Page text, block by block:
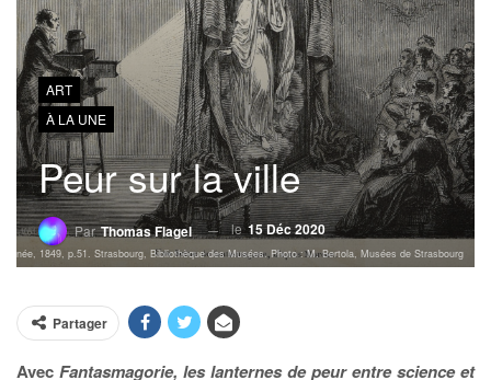
ART
À LA UNE
Peur sur la ville
ParThomas Flagel le15 Déc 2020
1849, p.51. Strasbourg, Bibliothèque des Musées. Photo : M. Bertola, Musées de Strasbourg
Partager
Avec Fantasmagorie, les lanternes de peur entre science et